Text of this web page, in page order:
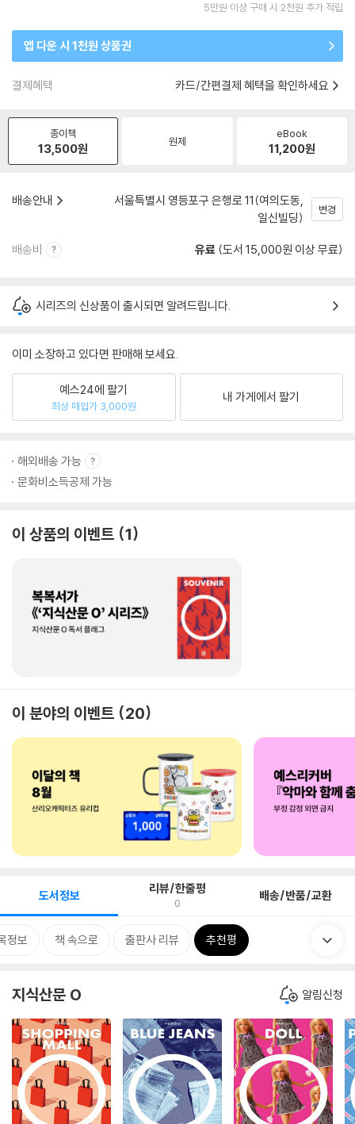
5만원 이상 구매 시 2천원 추가 적립
앱 다운 시 1천원 상품권
결제혜택 카드/간편결제 혜택을 확인하세요
종이책
13,500원 원제
eBook
11,200원
배송안내
서울특별시 영등포구 은행로 11(여의도동,
일신빌딩)
변경
배송비 유료 (도서 15,000원 이상 무료)
시리즈의 신상품이 출시되면 알려드립니다.
이미 소장하고 있다면 판매해 보세요.
예스24에 팔기
최상 매입가 3,000원
내 가게에서 팔기
해외배송 가능
문화비소득공제 가능
이 상품의 이벤트 1
이 분야의 이벤트 20
도서정보 리뷰/한줄평
0 배송/반품/교환
정보 책 속으로 출판사 리뷰 추천평
지식산문 O 알림신청